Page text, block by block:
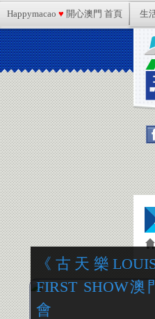
Happymacao ♥ 開心澳門 首頁 生
《古天樂
FIRST SHOW
會